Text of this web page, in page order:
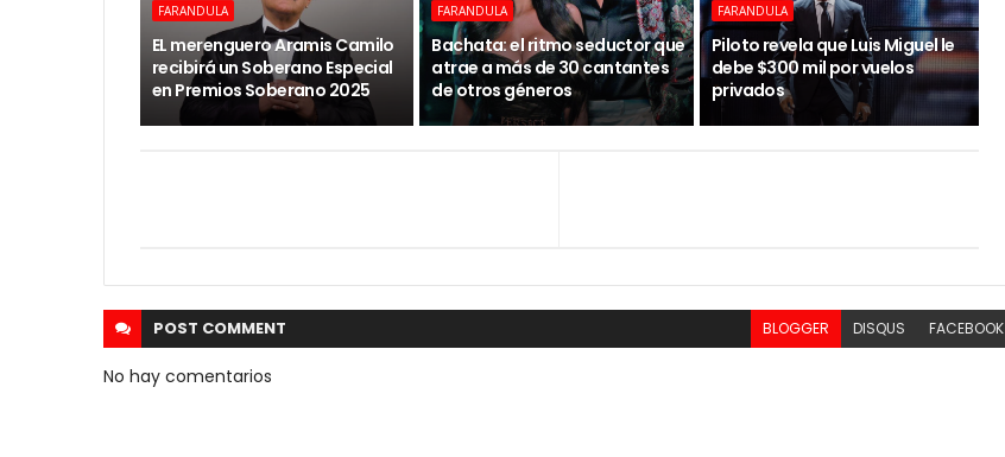
FARANDULA
EL merenguero Aramis Camilo
recibirá un Soberano Especial
en Premios Soberano 2025
FARANDULA
Bachata: el ritmo seductor que
atrae a más de 30 cantantes
de otros géneros
FARANDULA
Piloto revela que Luis Miguel le
debe $300 mil por vuelos
privados
POST COMMENT BLOGGER DISQUS FACEBOOK
No hay comentarios